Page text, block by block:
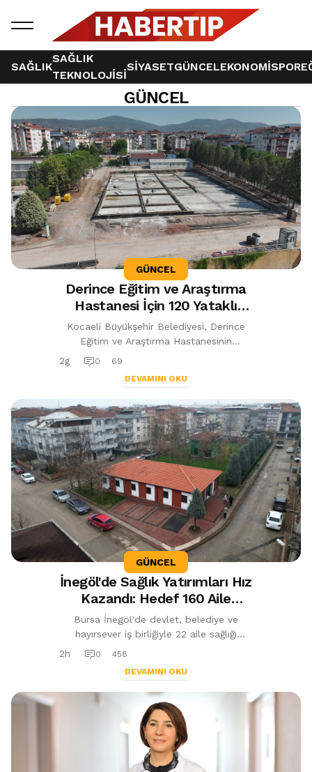
SAĞLIK
SAĞLIK
TEKNOLOJİSİ
SİYASETGÜNCELEKONOMİSPOR
GÜNCEL
102 haber bulundu
GÜNCEL
Derince Eğitim ve Araştırma
Hastanesi İçin 120 Yataklı
Geçici Sağlık Tesisi Yapılıyor
Kocaeli Büyükşehir Belediyesi, Derince
Eğitim ve Araştırma Hastanesinin
dönüşüm sürecinde sağlık hizmetlerinin
2g 0
69
DEVAMINI OKU
GÜNCEL
İnegöl'de Sağlık Yatırımları Hız
Kazandı: Hedef 160 Aile
Hekimi
Bursa İnegöl'de devlet, belediye ve
hayırsever iş birliğiyle 22 aile sağlığı
merkezi ve 112 istasyonu hayata
2h 0
458
DEVAMINI OKU